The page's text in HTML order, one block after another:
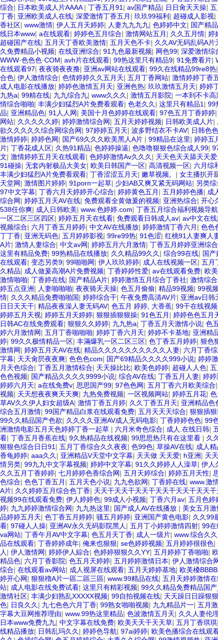
综合| 日本欧美成人片AAAA | 丁香五月91 | av国产精品| 日日肏天天操|
丁香| 亚洲欧美成人在线| 深爱激情丁香五月 | 玖玖99福利 | 超碰成人影视|
香社区| www激情| 伊人五月天婷婷| 人妻九九九九| 色婷婷中文| 国产精
线日本www| a在线观看| 婷婷色五月综合| 激情网站五月 | 久久五月情| 婷
超碰国产在线| 五月天丁香欧美激情| 五月天色不卡| 久久AV无码乱码A片
久免费精品小视频| 在线亚洲综合| 91九色最新视频| 网色99| 深爱激情综
WWW·色色色·COM| avh片在线观看| 99热这里只有精品9| 91免费看片|
在线观看97| 夜夜骑夜夜撸| 亚洲av网站在线观看| 99久在线精品99re8热
合色| 伊人激情综合| 色情婷婷久久五月天| 五月丁香网站| 激情婷婷丁香
成人电影在线播放| 婷婷色激情五月天| 亚洲色热| 玖玖激情五月天| 婷婷
九热a| 99精在线| 九九综合九| www久久久 | 激情五月影院| 一本到不卡高
情综合啪啪| 丰满少妇猛烈A片免费看观看| 色老久久 | 这里只有精品1 | 99
品| 亚洲精品色| 91人人网| 美国十月色婷婷在线观看| 97色五月丁香婷婷
网站| 久久久久久婷| 婷婷激情综合网| 五月天婷婷视频| 日韩欧美成人片|
欲久久久久久综合网综合网| 97婷婷五月天| 波多野结衣不卡AV| 日韩色
激情婷婷| 婷婷色网| 国产69久久久欧美黑人A片 | 99精品在这里| 婷婷五
片| 丁香花成人区| 久热91精品| 色婷婷操逼| 色噜噜狠狠色综合成人99|
文| 激情婷婷五月天在线观看| 色婷婷激情Av久久久 | 天天色天天舔天天
91碰操| 无套内射极品大美女| 欧美日韩国产一区| 高清视频一区| 六月综
丰满少妇猛烈A片免费看观看| 丁香涩涩五月天| 嫩草视频。 | 女主播扒开
天堂网| 激情图片婷婷| 91porn一起草| 少妇AB又爽又紧无码网站| 另类
97中文字幕| 丁香六月天婷婷开心综合| 婷婷黄色五月 | 五月婷婷色播| 成
综合网| 婷婷五月天AV在线| 免费观看全黄做爰的视频| 亚洲热综合| 开心
538任你爽| 成人日韩欧美| www.色婷婷.com| 丁香五月综合福利视频导航
一区二区三区四区| 婷婷五月天在线看| 免费观看日韩成人av| av中文在线
视频综合| 六月丁香五月婷婷| 中文AV在线播放| 婷婷激情丁香六月 | 色色
丁丁香| 亚洲无码色| 五月婷婷影视| 99re99热| 91色涩| 红桃91人妻爽人
A片| 激情人妻综合| 中文av网| 婷婷五月六月激情| 丁香五月婷婷亚洲综
这里有精品免费| 99热精品在线播放| 久久精品99久久 | 综合99在线| 国产
在线观看| 变态另类9| 99啪啪网| 伊人玖玖婷婷| 成人在线视频一区| 五月
久精品| 成人做爰高潮A片免费视频| 丁香婷婷性爱| av在线观看免费| 欧
激情啪啪| 丁香婷在线| 国产精品A片| 婷婷激情五月综合丁香社| 激情综
婷五点亚洲| 人妻啪啪啪| 夜夜骑天天操| 色五月偷偷| 精品99视频| 99视
情| 久久久精品免费啪啪国| 婷婷综合干| 午夜免费高清AV片| 亚洲av日韩
日日天天干| 精品夜夜澡人妻无码AV| 色五月 婷婷, 大香蕉| 99干在线视频
婷婷五月天视| 婷婷五月天婷婷| 狠狠插狠狠操| 91色五月 | 婷婷色色五月
日韩AC在线免费观看| 狠狠久久婷婷| 九九热a| 丁香五月天激情小说| 色
婷六月激情网| 五月丁香啪啪啪| 婷婷丁香六月天| 婷婷不卡基地| 亚洲精
婷| 99久久极情精品一区| 丰滿爆乳一区二区三区| 色丁香五月婷婷| 狠色
激情网| 婷婷五月天AV在线| 精品久久久久久久久久久久人妻| 六月丁香
字幕| 天天肏屄夜夜爽| 色色色com| 国产69精品久久久久999小说| 婷婷
月天色综合| 丁香五月激情棕合| 天天操比比| 欧美色婷婷| 超碰人人色|
色色视频| 国产精品久久久久9999小说| 综合AV在线| 丁香五月人妻| 婷婷
婷婷六月天| a在线免费v| 思思国产99| 97色色网| 五月丁香六月欧美综合
视频| 天天想夜夜爽天天爽| 九热免费视频| 一区视频网站| 婷婷五月花|
草AV久久伊人妇女超级A| 激情丁香五月婷| 久久丁香五月天| 亚洲精品色
综合五月激情| 99国产精品白浆在线观看免费| 五月天天天综合| 狠狠插
99久久精品国产色欲| 久久久久亚洲AV成人无码电影| 丁香婷婷色色| 99
洲激情电影五月天色婷婷丁香一起草 | 六月米奇色综合| 成人.在线日韩|
看| 丁香五月香蕉在线| 9久热精品在线视频| 99思思热只有在这里看 | 久
狠狠色综合日日91 | 五月丁香综合久久夜夜| 色99色| 草操AV在线| 成人
香龟婷婷| aaa久久 | 亚洲精品V天堂中文字幕| 天天做 天天爱| h亚洲| 天
情另类| 99九九中文字幕视频| 婷婷中文字幕| 91久久婷婷人人澡草| 伊人
久久五月丁香婷婷| 七月婷婷色香综合网| 五月天婷综合| 婷婷五月天性|
色综合| 色色丁香五月 | 五月天色小说| 九九色欲网| 丁香婷在线| www.激
A片| 久久婷婷五月综合色丁香| 天天干天天干天天干天天干天天干天天
视频99在线观看免费| 伊人婷婷色| 99成人小视频| 丁香六月av| 五月色婷
婷| 九九婷婷激情综合网| 九九热这里| 国产成人AV在线播放 | 美女五月激
品婷婷五月天| 色丁香五月婷婷| 骚五月婷婷| 亚洲国产黄色电影| 久久99
看| 97碰人人操| 亚洲AV永久无码影院黑人 | 五月丁小婷婷激情四射| 99在
va网站| 丁香午月AV中文字幕| 色五月天丁香| 成人一级片| www.综合久
品在线观看| 丁香婷婷成年| 俺来也狠狠| se色婷婷视频| 五月婷婷很很色|
人 | 伊人激情网| 婷婷伊人綜合| 色婷婷狠狠久久YY| 五月婷婷丁香啪啪|
精品色| 六月丁香影院| 色五月天婷婷| 五月婷婷激情日本| 伊人激情综合
综合| 在线观看av网站| 成人视屏在线观看| 五月天婷婷基地| 欧美槡
婷开心网| 狠狠穞A片一區二區三區| www.99精品在线| 五月天婷婷激情
站| 成人电影在线免费试看| 这里只有精彩视频| 99久久精品免费精品国
激情社区| 丰满少妇熟乱XXXXX视频| 99自拍视频在线| 天天躁日日躁狠
色| 日良久久 | 九七色色六月丁香| 99熟女啪啪视频| 九九精品片一| 五月
字幕大豆网推荐理由| www.99热这里精品| 色波激情五月天| 久久人妻伦
日本www免费九九| 中文字幕在线免费| 欧美天天干天天草| 五月丁香琪琪
线精品播放| 日韩乱玛久久 | 婷婷色导航| 97ai婷婷| 欧美色播综合在线观